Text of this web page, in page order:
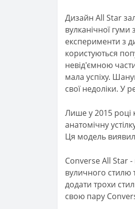
Дизайн All Star
вулканічної
експерименти з
користуються
невід'ємною
мала успіху.
свої недоліки. У
Лише у 2015 році
анатомічну
Ця модель
Converse All Star -
вуличного стилю
додати трохи
свою пару